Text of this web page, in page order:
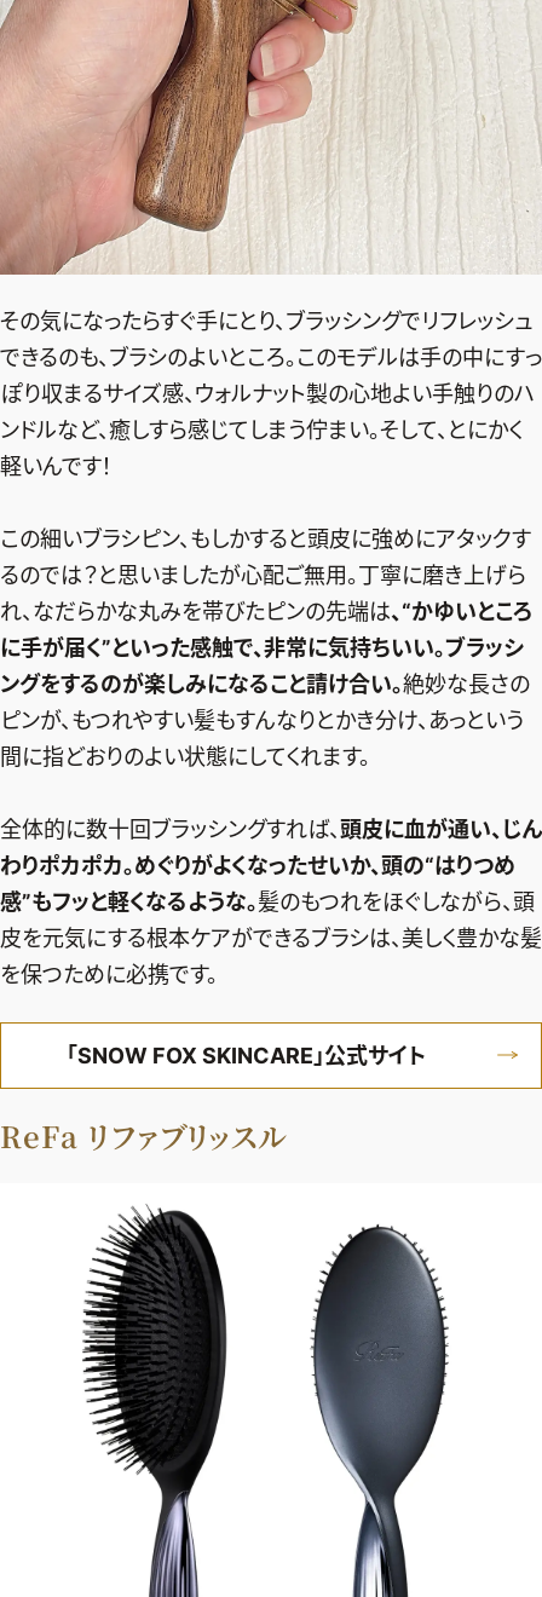
その気になったらすぐ手にとり、ブラッシングでリフレッシュ
できるのも、ブラシのよいところ。このモデルは手の中にすっ
ぽり収まるサイズ感、ウォルナット製の心地よい手触りのハ
ンドルなど、癒しすら感じてしまう佇まい。そして、とにかく
軽いんです！
この細いブラシピン、もしかすると頭皮に強めにアタックす
るのでは？と思いましたが心配ご無用。丁寧に磨き上げら
れ、なだらかな丸みを帯びたピンの先端は、“かゆいところ
に手が届く”といった感触で、非常に気持ちいい。ブラッシ
ングをするのが楽しみになること請け合い。絶妙な長さの
ピンが、もつれやすい髪もすんなりとかき分け、あっという
間に指どおりのよい状態にしてくれます。
全体的に数十回ブラッシングすれば、頭皮に血が通い、じん
わりポカポカ。めぐりがよくなったせいか、頭の“はりつめ
感”もフッと軽くなるような。髪のもつれをほぐしながら、頭
皮を元気にする根本ケアができるブラシは、美しく豊かな髪
を保つために必携です。
「SNOW FOX SKINCARE」公式サイト
ReFa リファブリッスル